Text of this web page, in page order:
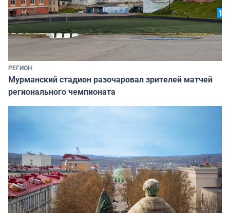
РЕГИОН
Мурманский стадион разочаровал зрителей матчей
регионального чемпионата